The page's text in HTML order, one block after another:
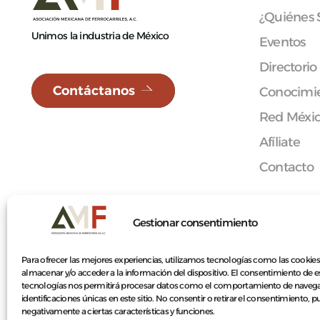
Gestionar consentimiento
Para ofrecer las mejores experiencias, utilizamos tecnologías como las
almacenar y/o acceder a la información del dispositivo. El consentimiento de
tecnologías nos permitirá procesar datos como el comportamiento de
identificaciones únicas en este sitio. No consentir o retirar el consentimiento,
negativamente a ciertas características y funciones.
Unimos la industria de México
Contáctanos
¿Quiénes
Eventos
Directorio
Red
Afíliate
Contacto